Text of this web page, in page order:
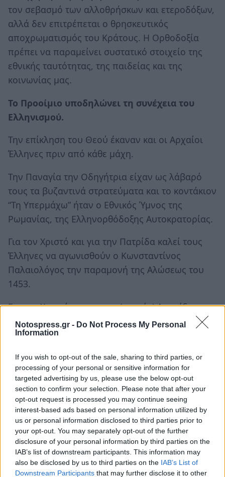
Notospress.gr - Do Not Process My Personal
Information
If you wish to opt-out of the sale, sharing to third parties, or
processing of your personal or sensitive information for
targeted advertising by us, please use the below opt-out
section to confirm your selection. Please note that after your
opt-out request is processed you may continue seeing
interest-based ads based on personal information utilized by
us or personal information disclosed to third parties prior to
your opt-out. You may separately opt-out of the further
disclosure of your personal information by third parties on the
IAB’s list of downstream participants. This information may
also be disclosed by us to third parties on the IAB’s List of
Downstream Participants that may further disclose it to other
τον σεβασμό των αλλοθρήσκων και ετεροδόξων,
αλλά δεν επιτρέπεται ο θρησκευτικός
αποχρωματισμός του Κράτους. Η Ορθοδοξία
πρέπει να παραμείνει συστατικό στοιχείο της
εθνικής ταυτότητας, της παιδείας και της
κοινωνίας μας.
Το Προοίμιο υποδηλώνει τη συνέχεια του
Ελληνισμού.
Την επίκληση του Θεού έκαναν και οι Αρχαίοι
Έλληνες πριν από κάθε μάχη.
Την Παναγία την Οδηγήτρια είχαν ως λάβαρό
τους τα βυζαντινά στρατεύματα και το κοντάκιον
“Τη Υπερμάχω” ήταν ο Εθνικός Ύμνος της
Ρωμανίας, της Ελληνορθόδοξης Αυτοκρατορίας.
Για τον Χριστό και για την Πατρίδα καλεί τους
Έλληνες να αγωνισθούν ο Κωνσταντίνος
Παλαιολόγος την παραμονή της Αλώσεως του
1453.
Για τον Χριστό και για τον (αρχαίο) Λεωνίδα
αγωνιζόμαστε έλεγαν ο Επίσκοπος Σαλώνων
Ησαΐας και ο Αθανάσιος Διάκος σε προκήρυξή
καταγράφει ο Κωνσταντίνος Σάθας.
Με τον Σταυρό στο καπέλλο τους οι
Μακεδονομάχοι, είτε εντόπιοι Μακεδόνες ειτε
Νοτιοελλαδίτες εθελοντές, αγωνίσθηκαν για να
σώσουν την ελληνικότητα της Μακεδονίας από
το 1878 μέχρι και το 1908.
Την εικόνα της Παναγίας είχαν στο αντίσκηνό